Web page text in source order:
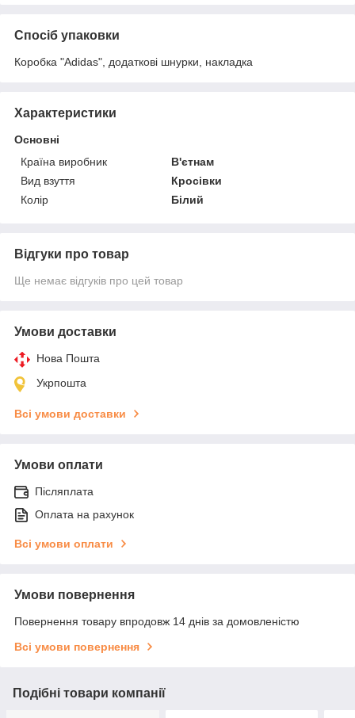
Спосіб упаковки
Коробка "Adidas", додаткові шнурки, накладка
Характеристики
Основні
Країна виробник
В'єтнам
Вид взуття
Кросівки
Колір
Білий
Відгуки про товар
Ще немає відгуків про цей товар
Умови доставки
Нова Пошта
Укрпошта
Всі умови доставки
Умови оплати
Післяплата
Оплата на рахунок
Всі умови оплати
Умови повернення
Повернення товару впродовж 14 днів за домовленістю
Всі умови повернення
Подібні товари компанії